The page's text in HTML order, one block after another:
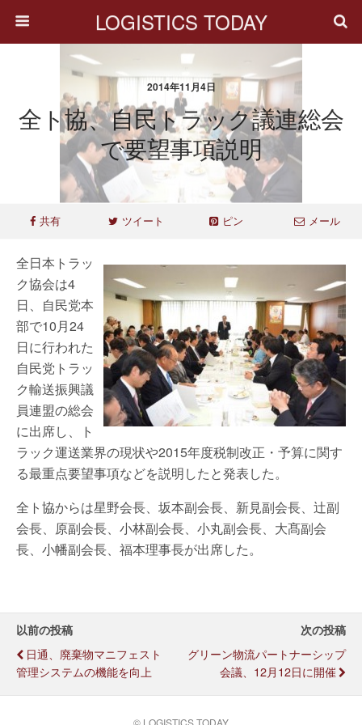
LOGISTICS TODAY
2014年11月4日
全ト協、自民トラック議連総会
で要望事項説明
共有 ツイート ピン メール
全日本トラッ
ク協会は4
日、自民党本
部で10月24
日に行われた
自民党トラッ
ク輸送振興議
員連盟の総会
に出席し、ト
ラック運送業界の現状や2015年度税制改正・予算に関す
る最重点要望事項などを説明したと発表した。
全ト協からは星野会長、坂本副会長、新見副会長、辻副
会長、原副会長、小林副会長、小丸副会長、大髙副会
長、小幡副会長、福本理事長が出席した。
以前の投稿
日通、廃棄物マニフェスト
管理システムの機能を向上
次の投稿
グリーン物流パートナーシップ
会議、12月12日に開催
© LOGISTICS TODAY